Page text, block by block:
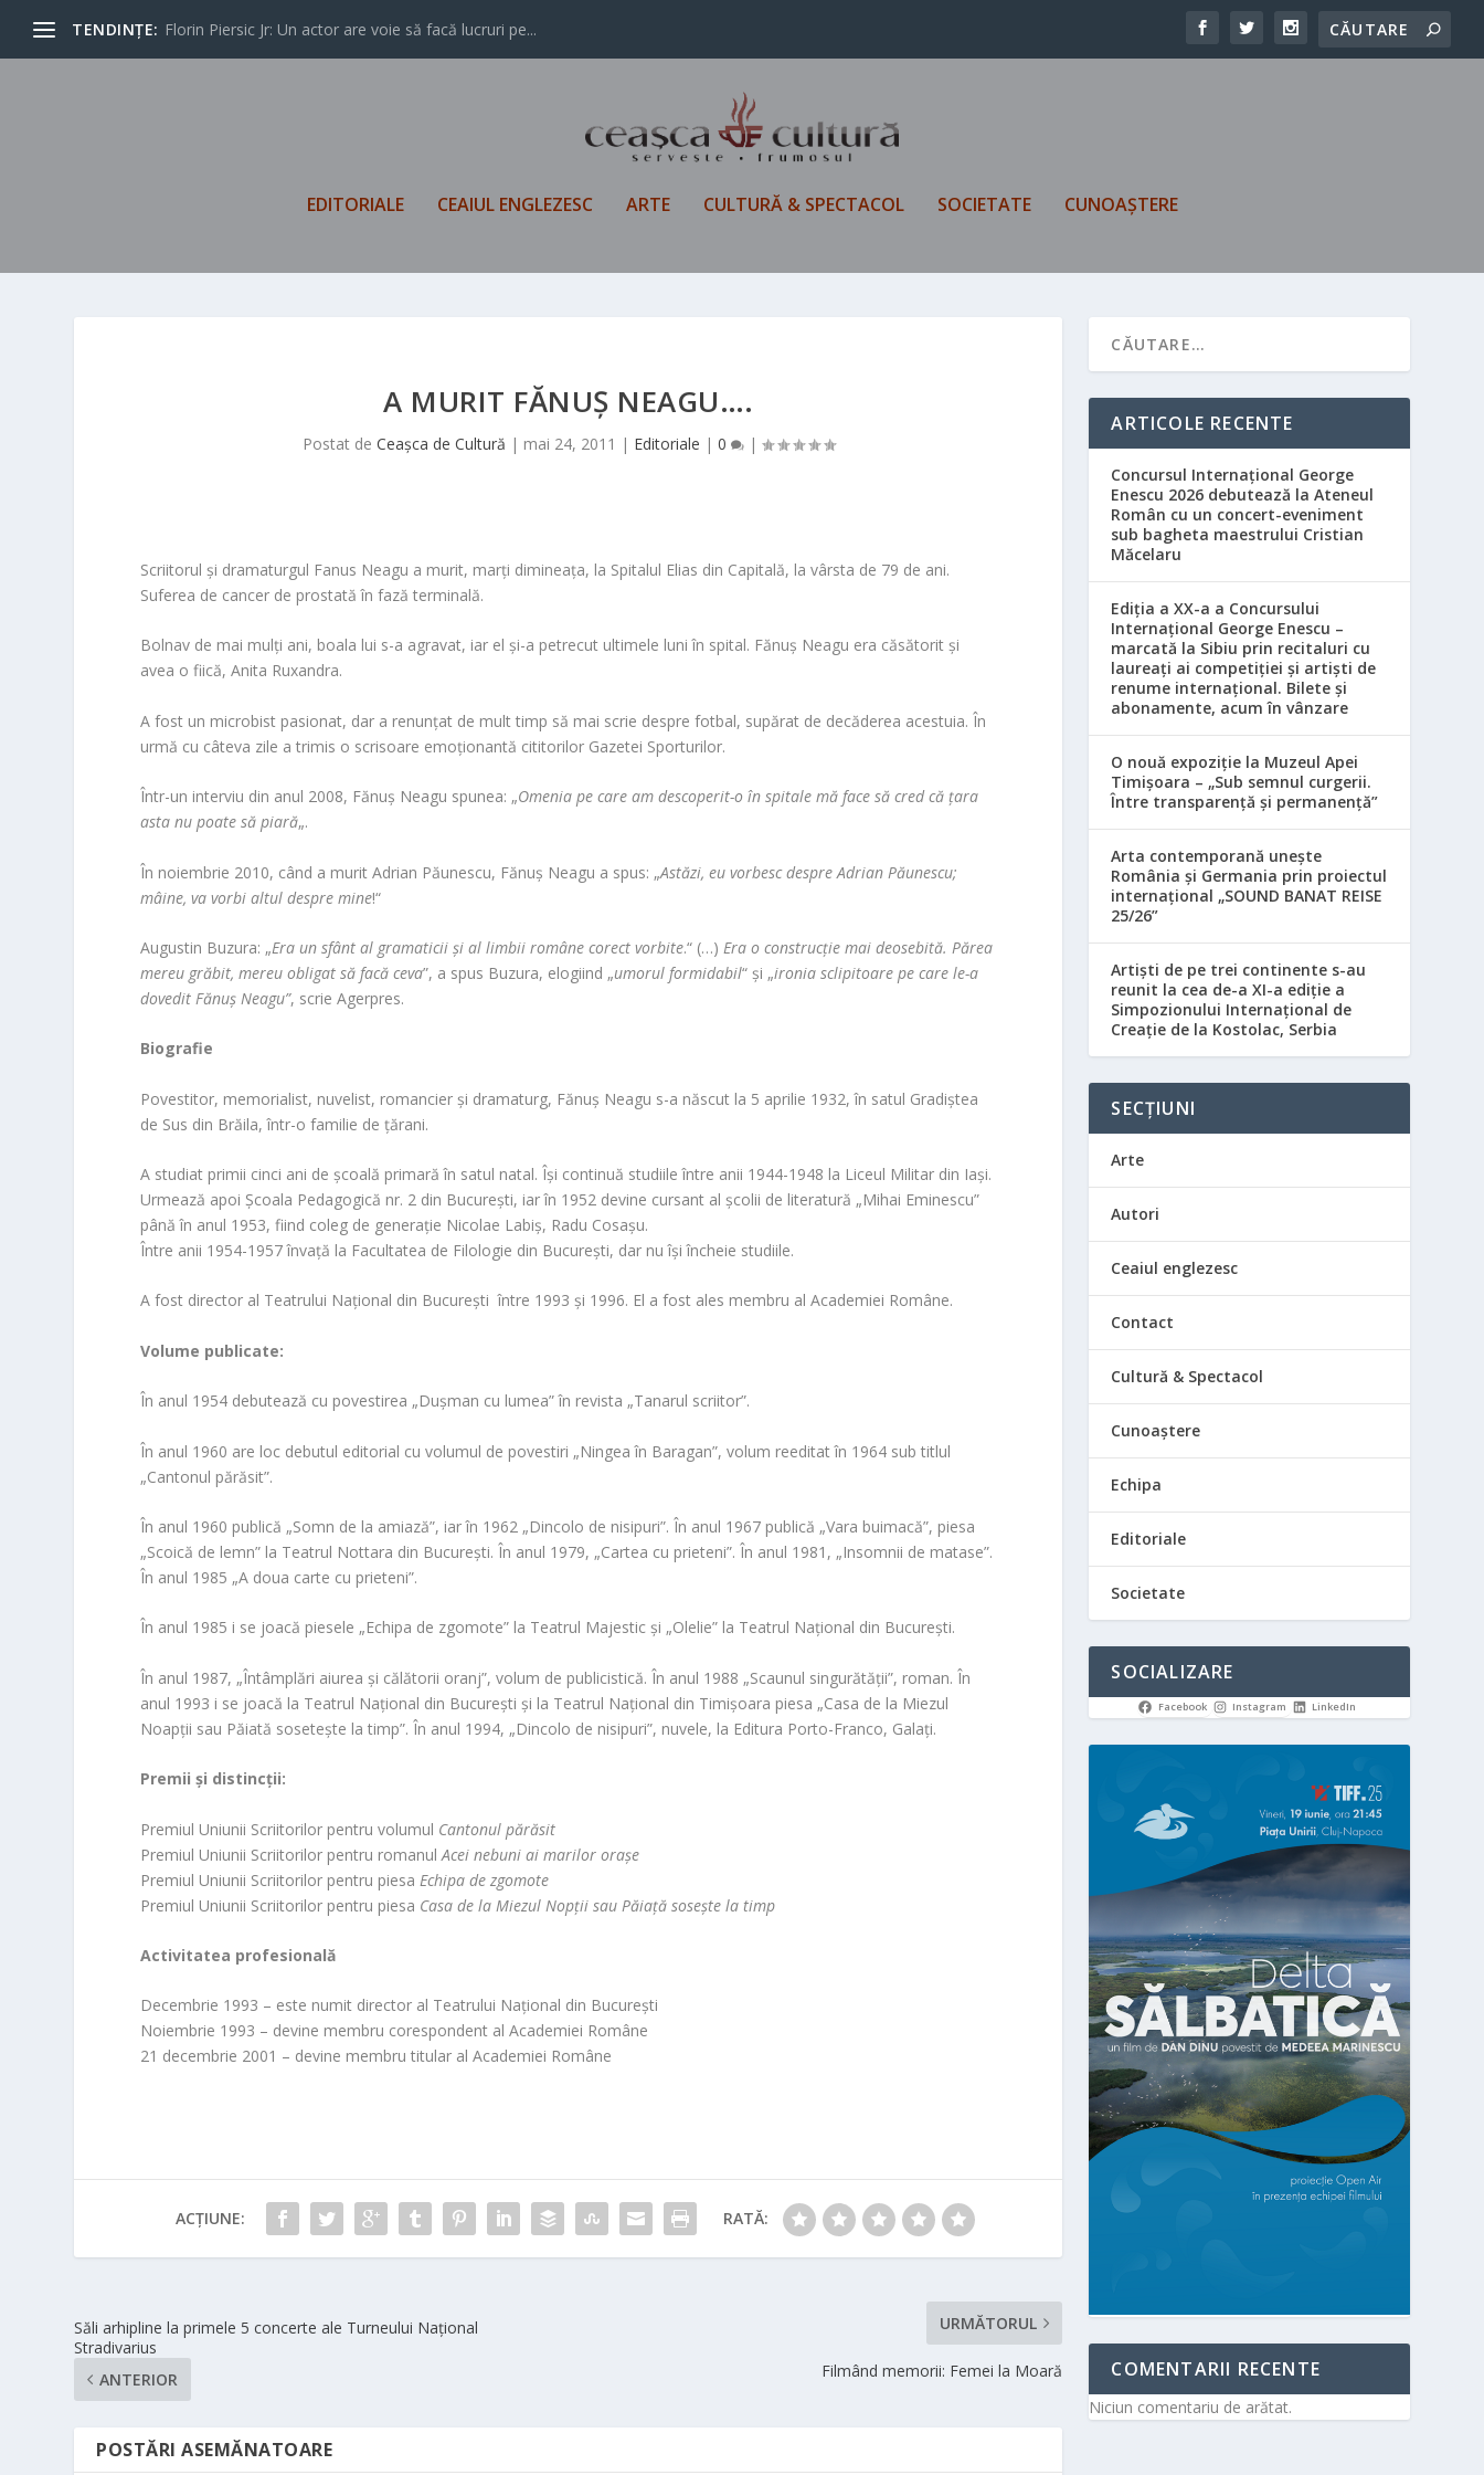
TENDINȚE: Florin Piersic Jr: Un actor are voie să facă lucruri pe...
EDITORIALE CEAIUL ENGLEZESC ARTE CULTURĂ & SPECTACOL SOCIETATE CUNOAȘTERE
A MURIT FĂNUȘ NEAGU….
Postat de Ceașca de Cultură | mai 24, 2011 | Editoriale | 0 |
Scriitorul și dramaturgul Fanus Neagu a murit, marți dimineața, la Spitalul Elias din Capitală, la vârsta de 79 de ani.
Suferea de cancer de prostată în fază terminală.
Bolnav de mai mulți ani, boala lui s-a agravat, iar el și-a petrecut ultimele luni în spital. Fănuș Neagu era căsătorit și
avea o fiică, Anita Ruxandra.
A fost un microbist pasionat, dar a renunțat de mult timp să mai scrie despre fotbal, supărat de decăderea acestuia. În
urmă cu câteva zile a trimis o scrisoare emoționantă cititorilor Gazetei Sporturilor.
Într-un interviu din anul 2008, Fănuș Neagu spunea: „Omenia pe care am descoperit-o în spitale mă face să cred că țara
asta nu poate să piară„.
În noiembrie 2010, când a murit Adrian Păunescu, Fănuș Neagu a spus: „Astăzi, eu vorbesc despre Adrian Păunescu;
mâine, va vorbi altul despre mine!“
Augustin Buzura: „Era un sfânt al gramaticii și al limbii române corect vorbite.“ (…)Era o construcție mai deosebită. Părea
mereu grăbit, mereu obligat să facă ceva”, a spus Buzura, elogiind „umorul formidabil“ și „ironia sclipitoare pe care le-a
dovedit Fănuș Neagu”, scrie Agerpres.
Biografie
Povestitor, memorialist, nuvelist, romancier și dramaturg, Fănuș Neagu s-a născut la 5 aprilie 1932, în satul Gradiștea
de Sus din Brăila, într-o familie de țărani.
A studiat primii cinci ani de școală primară în satul natal. Își continuă studiile între anii 1944-1948 la Liceul Militar din Iași.
Urmează apoi Școala Pedagogică nr. 2 din București, iar în 1952 devine cursant al școlii de literatură „Mihai Eminescu”
până în anul 1953, fiind coleg de generație Nicolae Labiș, Radu Cosașu.
Între anii 1954-1957 învață la Facultatea de Filologie din București, dar nu își încheie studiile.
A fost director al Teatrului Național din București între 1993 și 1996. El a fost ales membru al Academiei Române.
Volume publicate:
În anul 1954 debutează cu povestirea „Dușman cu lumea” în revista „Tanarul scriitor”.
În anul 1960 are loc debutul editorial cu volumul de povestiri „Ningea în Baragan”, volum reeditat în 1964 sub titlul
„Cantonul părăsit”.
În anul 1960 publică „Somn de la amiază”, iar în 1962 „Dincolo de nisipuri”. În anul 1967 publică „Vara buimacă”, piesa
„Scoică de lemn” la Teatrul Nottara din București. În anul 1979, „Cartea cu prieteni”. În anul 1981, „Insomnii de matase”.
În anul 1985 „A doua carte cu prieteni”.
În anul 1985 i se joacă piesele „Echipa de zgomote” la Teatrul Majestic și „Olelie” la Teatrul Național din București.
În anul 1987, „Întâmplări aiurea și călătorii oranj”, volum de publicistică. În anul 1988 „Scaunul singurătății”, roman. În
anul 1993 i se joacă la Teatrul Național din București și la Teatrul Național din Timișoara piesa „Casa de la Miezul
Noapții sau Păiată sosetește la timp”. În anul 1994, „Dincolo de nisipuri”, nuvele, la Editura Porto-Franco, Galați.
Premii și distincții:
Premiul Uniunii Scriitorilor pentru volumul Cantonul părăsit
Premiul Uniunii Scriitorilor pentru romanulAcei nebuni ai marilor orașe
Premiul Uniunii Scriitorilor pentru piesa Echipa de zgomote
Premiul Uniunii Scriitorilor pentru piesa Casa de la Miezul Nopții sau Păiață sosește la timp
Activitatea profesională
Decembrie 1993 – este numit director al Teatrului Național din București
Noiembrie 1993 – devine membru corespondent al Academiei Române
21 decembrie 2001 – devine membru titular al Academiei Române
ACȚIUNE: RATĂ:
Săli arhipline la primele 5 concerte ale Turneului Național
Stradivarius
ANTERIOR
URMĂTORUL
Filmând memorii: Femei la Moară
POSTĂRI ASEMĂNATOARE
ARTICOLE RECENTE
Concursul Internațional George
Enescu 2026 debutează la Ateneul
Român cu un concert-eveniment
sub bagheta maestrului Cristian
Măcelaru
Ediția a XX-a a Concursului
Internațional George Enescu –
marcată la Sibiu prin recitaluri cu
laureați ai competiției și artiști de
renume internațional. Bilete și
abonamente, acum în vânzare
O nouă expoziție la Muzeul Apei
Timișoara – „Sub semnul curgerii.
Între transparență și permanență”
Arta contemporană unește
România și Germania prin proiectul
internațional „SOUND BANAT REISE
25/26”
Artiști de pe trei continente s-au
reunit la cea de-a XI-a ediție a
Simpozionului Internațional de
Creație de la Kostolac, Serbia
SECȚIUNI
Arte
Autori
Ceaiul englezesc
Contact
Cultură & Spectacol
Cunoaștere
Echipa
Editoriale
Societate
SOCIALIZARE
Facebook Instagram LinkedIn
COMENTARII RECENTE
Niciun comentariu de arătat.